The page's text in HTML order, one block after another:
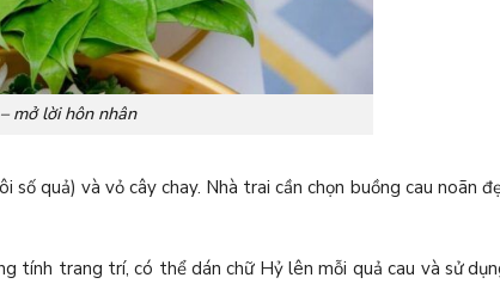
mở lời hôn nhân
quả) và vỏ cây chay. Nhà trai cần chọn buồng cau noãn
trang trí, có thể dán chữ Hỷ lên mỗi quả cau và sử